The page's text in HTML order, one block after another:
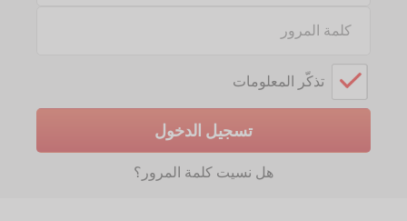
تذكّر المعلومات
تسجيل الدخول
هل نسيت كلمة المرور؟